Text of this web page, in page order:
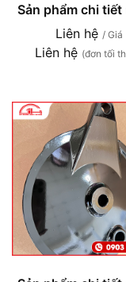
Sản phẩm chi tiết
Liên hệ / Giá
Liên hệ (đơn tối